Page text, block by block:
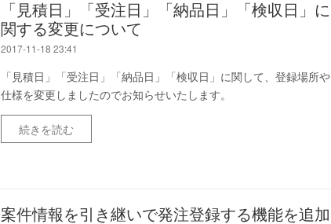
「見積日」「受注日」「納品日」「検収日」に
関する変更について
2017-11-18 23:41
「見積日」「受注日」「納品日」「検収日」に関して、登録場所や
仕様を変更しましたのでお知らせいたします。
続きを読む
案件情報を引き継いで発注登録する機能を追加